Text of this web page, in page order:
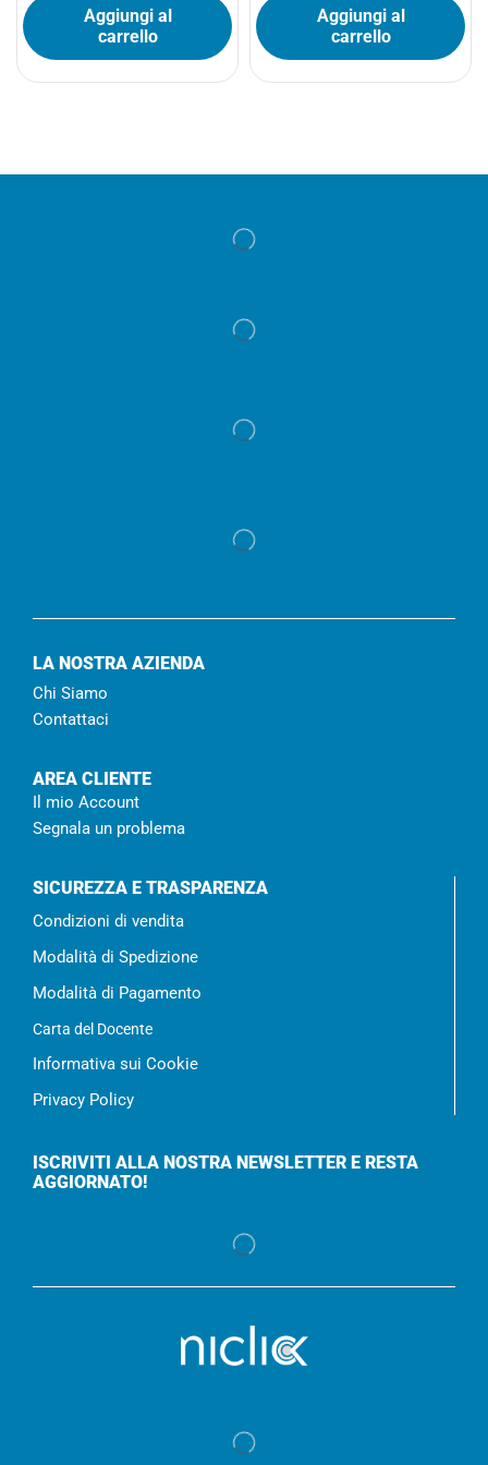
Aggiungi al
carrello
Aggiungi al
carrello
LA NOSTRA AZIENDA
Chi Siamo
Contattaci
AREA CLIENTE
Il mio Account
Segnala un problema
SICUREZZA E TRASPARENZA
Condizioni di vendita
Modalità di Spedizione
Modalità di Pagamento
Carta del Docente
Informativa sui Cookie
Privacy Policy
ISCRIVITI ALLA NOSTRA NEWSLETTER E RESTA
AGGIORNATO!